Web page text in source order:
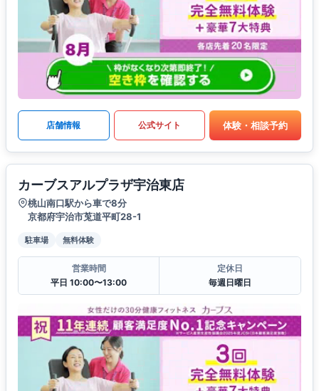
店舗情報 公式サイト 体験・相談予約
カーブスアルプラザ宇治東店
桃山南口駅から車で8分
京都府宇治市莵道平町28-1
駐車場 無料体験
営業時間
平日 10:00〜13:00
定休日
毎週日曜日